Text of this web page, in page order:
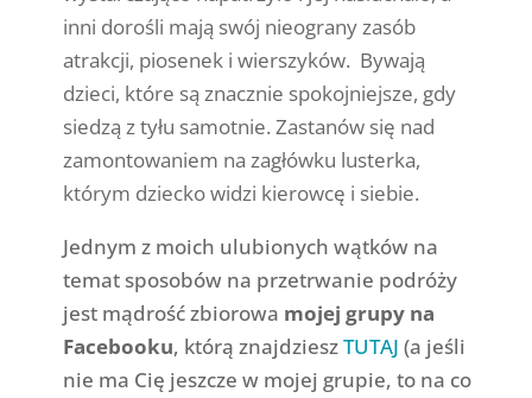
inni dorośli mają swój nieograny zasób
atrakcji, piosenek i wierszyków. Bywają
dzieci, które są znacznie spokojniejsze, gdy
siedzą z tyłu samotnie. Zastanów się nad
zamontowaniem na zagłówku lusterka,
którym dziecko widzi kierowcę i siebie.
Jednym z moich ulubionych wątków na
temat sposobów na przetrwanie podróży
jest mądrość zbiorowa mojej grupy na
Facebooku, którą znajdzieszTUTAJ (a jeśli
nie ma Cię jeszcze w mojej grupie, to na co